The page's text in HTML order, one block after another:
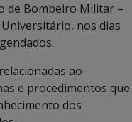
de Bombeiro Militar –
nos dias
ao
e procedimentos que
dos